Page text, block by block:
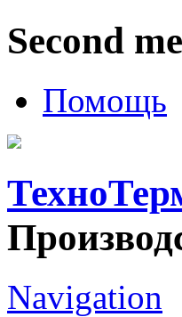
Second
Помощь
Navigation